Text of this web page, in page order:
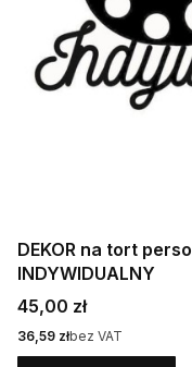
DEKOR na tort
INDYWIDUALNY
Cena
45,00 zł
Cena
36,59 złbez VAT